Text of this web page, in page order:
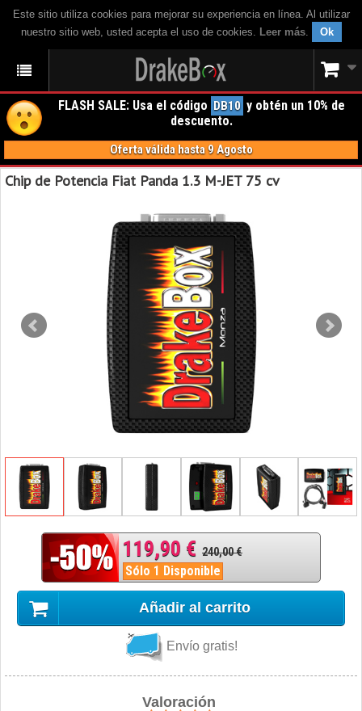
Este sitio utiliza cookies para mejorar su experiencia en línea. Al utilizar
nuestro sitio web, usted acepta el uso de cookies. Leer más. Ok
FLASH SALE: Usa el código DB10 y obtén un 10% de
descuento.
Oferta válida hasta 9 Agosto
Chip de Potencia Fiat Panda 1.3 M-JET 75 cv
119,90 € 240,00 €
Sólo 1 Disponible
Añadir al carrito
Envío gratis!
Valoración